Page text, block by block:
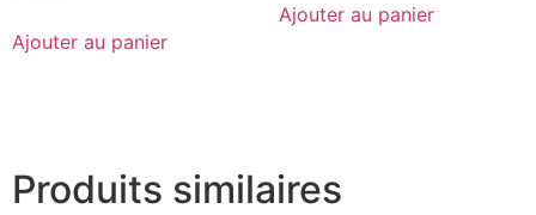
Ajouter au panier
Ajouter au panier
Produits similaires